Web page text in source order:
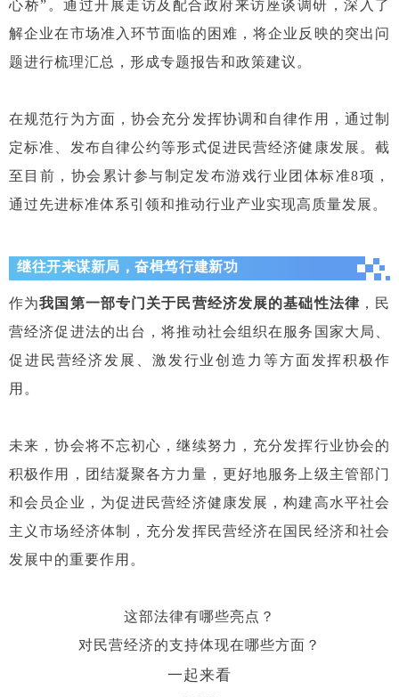
心桥”。通过开展走访及配合政府来访座谈调研，深入了
解企业在市场准入环节面临的困难，将企业反映的突出问
题进行梳理汇总，形成专题报告和政策建议。
在规范行为方面，协会充分发挥协调和自律作用，通过制
定标准、发布自律公约等形式促进民营经济健康发展。截
至目前，协会累计参与制定发布游戏行业团体标准8项，
通过先进标准体系引领和推动行业产业实现高质量发展。
继往开来谋新局，奋楫笃行建新功
作为我国第一部专门关于民营经济发展的基础性法律，民
营经济促进法的出台，将推动社会组织在服务国家大局、
促进民营经济发展、激发行业创造力等方面发挥积极作
用。
未来，协会将不忘初心，继续努力，充分发挥行业协会的
积极作用，团结凝聚各方力量，更好地服务上级主管部门
和会员企业，为促进民营经济健康发展，构建高水平社会
主义市场经济体制， 充分发挥民营经济在国民经济和社会
发展中的重要作用。
这部法律有哪些亮点？
对民营经济的支持体现在哪些方面？
一起来看